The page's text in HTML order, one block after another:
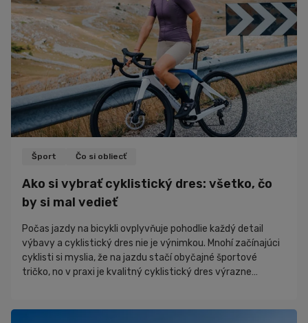
Šport Čo si obliecť
Ako si vybrať cyklistický dres: všetko, čo
by si mal vedieť
Počas jazdy na bicykli ovplyvňuje pohodlie každý detail
výbavy a cyklistický dres nie je výnimkou. Mnohí začínajúci
cyklisti si myslia, že na jazdu stačí obyčajné športové
tričko, no v praxi je kvalitný cyklistický dres výrazne